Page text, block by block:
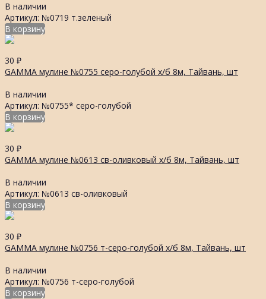
В наличии
Артикул: №0719 т.зеленый
В корзину
30 ₽
GAMMA мулине №0755 серо-голубой х/б 8м, Тайвань, шт
В наличии
Артикул: №0755* серо-голубой
В корзину
30 ₽
GAMMA мулине №0613 св-оливковый х/б 8м, Тайвань, шт
В наличии
Артикул: №0613 св-оливковый
В корзину
30 ₽
GAMMA мулине №0756 т-серо-голубой х/б 8м, Тайвань, шт
В наличии
Артикул: №0756 т-серо-голубой
В корзину